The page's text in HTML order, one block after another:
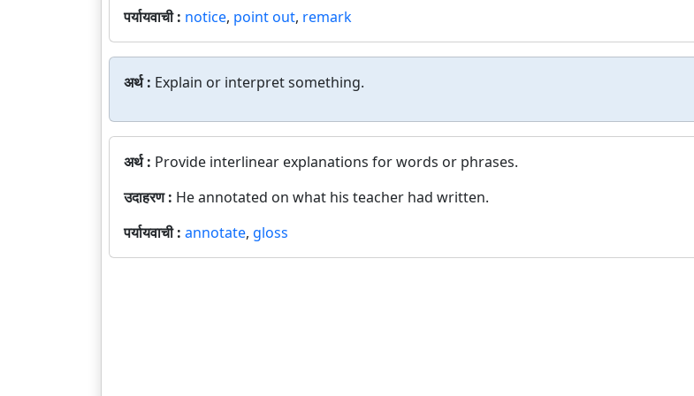
पर्यायवाची : notice, point out, remark
अर्थ : Explain or interpret something.
अर्थ : Provide interlinear explanations for words or phrases.
उदाहरण : He annotated on what his teacher had written.
पर्यायवाची : annotate, gloss